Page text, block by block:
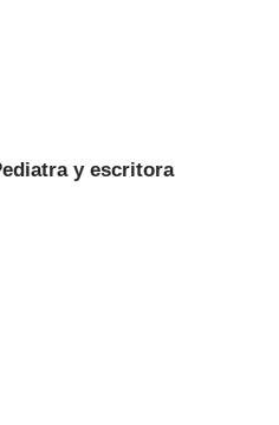
y escritora